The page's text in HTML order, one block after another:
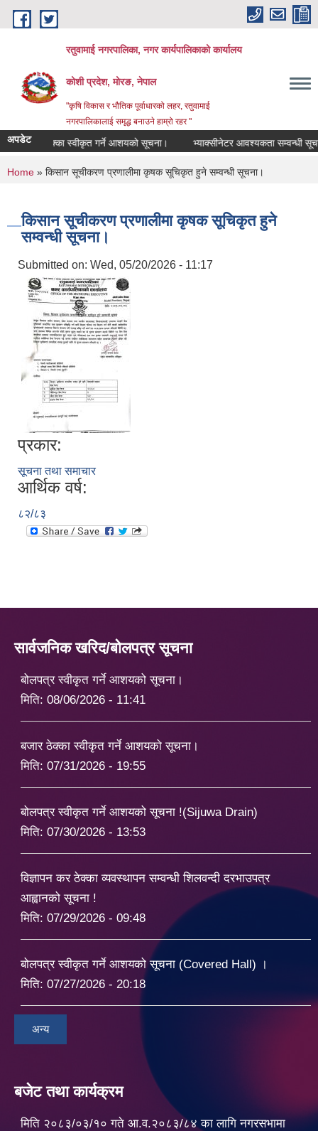
Skip to main content
रतुवामाई नगरपालिका, नगर कार्यपालिकाको कार्यालय
कोशी प्रदेश, मोरङ, नेपाल
"कृषि विकास र भौतिक पूर्वाधारको लहर, रतुवामाई
नगरपालिकालाई समृद्ध बनाउने हाम्रो रहर "
अपडेट
बजार ठेक्का स्वीकृत गर्ने आशयको सूचना। भ्याक्सीनेटर आवश्यकता सम्वन्धी
You are here
Home » किसान सूचीकरण प्रणालीमा कृषक सूचिकृत हुने सम्वन्धी सूचना।
किसान सूचीकरण प्रणालीमा कृषक सूचिकृत हुने
सम्वन्धी सूचना।
Submitted on: Wed, 05/20/2026 - 11:17
प्रकार:
सूचना तथा समाचार
आर्थिक वर्ष:
८२/८३
सार्वजनिक खरिद/बोलपत्र सूचना
बोलपत्र स्वीकृत गर्ने आशयको सूचना।
मिति: 08/06/2026 - 11:41
बजार ठेक्का स्वीकृत गर्ने आशयको सूचना।
मिति: 07/31/2026 - 19:55
बोलपत्र स्वीकृत गर्ने आशयको सूचना !(Sijuwa Drain)
मिति: 07/30/2026 - 13:53
विज्ञापन कर ठेक्का व्यवस्थापन सम्वन्धी शिलवन्दी दरभाउपत्र
आह्वानको सूचना !
मिति: 07/29/2026 - 09:48
बोलपत्र स्वीकृत गर्ने आशयको सूचना (Covered Hall) ।
मिति: 07/27/2026 - 20:18
अन्य
बजेट तथा कार्यक्रम
मिति २०८३/०३/१० गते आ.व.२०८३/८४ का लागि नगरसभामा